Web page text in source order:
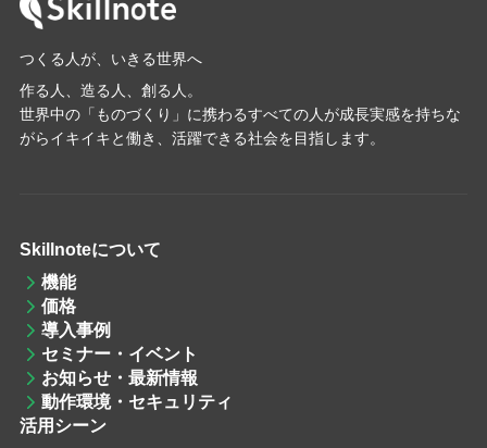
つくる人が、いきる世界へ
作る人、造る人、創る人。
世界中の「ものづくり」に携わるすべての人が成長実感を持ちな
がらイキイキと働き、活躍できる社会を目指します。
Skillnoteについて
機能
価格
導入事例
セミナー・イベント
お知らせ・最新情報
動作環境・セキュリティ
活用シーン